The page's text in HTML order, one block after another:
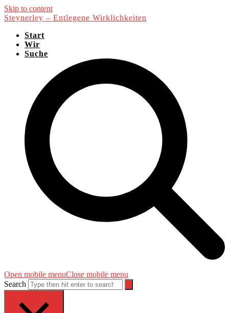
Skip to content
Steynerley – Entlegene Wirklichkeiten
Start
Wir
Suche
Open mobile menuClose mobile menu
Search